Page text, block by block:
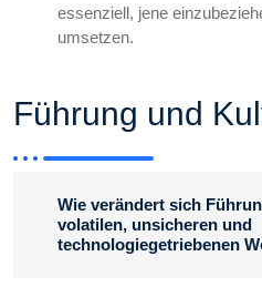
essenziell, jene
umsetzen.
Führung und
Wie verändert sich
volatilen, unsicheren und
technologiegetriebenen